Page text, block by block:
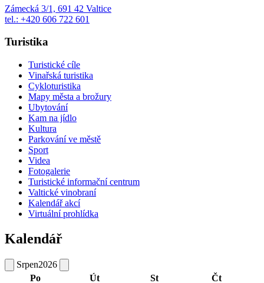
Zámecká 3/1, 691 42 Valtice
tel.: +420 606 722 601
Turistika
Turistické cíle
Vinařská turistika
Cykloturistika
Mapy města a brožury
Ubytování
Kam na jídlo
Kultura
Parkování ve městě
Sport
Videa
Fotogalerie
Turistické informační centrum
Valtické vinobraní
Kalendář akcí
Virtuální prohlídka
Kalendář
Srpen2026
Po
Út St Čt